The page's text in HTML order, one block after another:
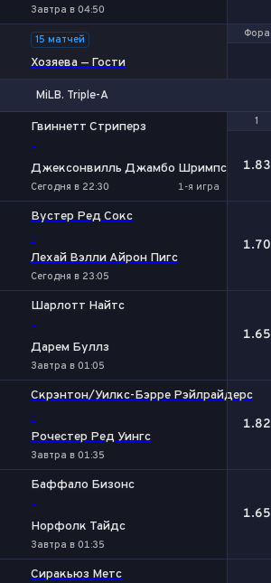
Завтра в 04:50
Фора
15 матчей
Хозяева — Гости
Фора
MiLB. Triple-A
1
Гвиннетт Стриперз
-
Джексонвилль Джамбо Шримпс
Сегодня в 22:30 1-я игра
1
1.83
Вустер Ред Сокс
-
Лехай Вэлли Айрон Пигс
Сегодня в 23:05
1.70
Шарлотт Найтс
-
Дарем Буллз
Завтра в 01:05
1.65
Скрэнтон/Уилкс-Бэрре Рэйлрайдерс
-
Рочестер Ред Уингс
Завтра в 01:35
1.82
Баффало Бизонс
-
Норфолк Тайдс
Завтра в 01:35
1.65
Сиракьюз Метс